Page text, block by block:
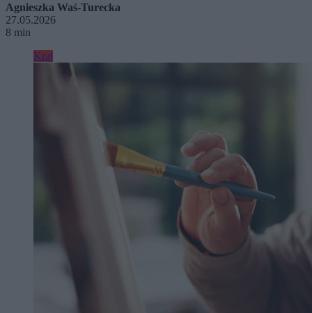
Agnieszka Waś-Turecka
27.05.2026
8 min
Kraj